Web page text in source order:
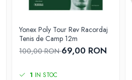
Yonex Poly Tour Rev Racordaj
Tenis de Camp 12m
100,00 RON69,00 RON
1 IN STOC